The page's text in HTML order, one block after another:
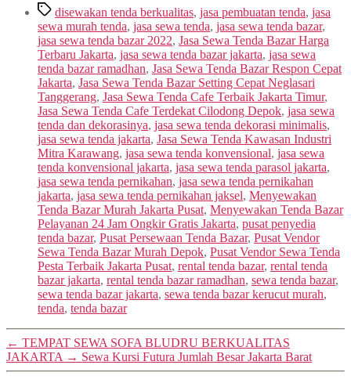
Tagsdisewakan tenda berkualitas, jasa pembuatan tenda, jasa
sewa murah tenda, jasa sewa tenda, jasa sewa tenda bazar,
jasa sewa tenda bazar 2022, Jasa Sewa Tenda Bazar Harga
Terbaru Jakarta, jasa sewa tenda bazar jakarta, jasa sewa
tenda bazar ramadhan, Jasa Sewa Tenda Bazar Respon Cepat
Jakarta, Jasa Sewa Tenda Bazar Setting Cepat Neglasari
Tanggerang, Jasa Sewa Tenda Cafe Terbaik Jakarta Timur,
Jasa Sewa Tenda Cafe Terdekat Cilodong Depok, jasa sewa
tenda dan dekorasinya, jasa sewa tenda dekorasi minimalis,
jasa sewa tenda jakarta, Jasa Sewa Tenda Kawasan Industri
Mitra Karawang, jasa sewa tenda konvensional, jasa sewa
tenda konvensional jakarta, jasa sewa tenda parasol jakarta,
jasa sewa tenda pernikahan, jasa sewa tenda pernikahan
jakarta, jasa sewa tenda pernikahan jaksel, Menyewakan
Tenda Bazar Murah Jakarta Pusat, Menyewakan Tenda Bazar
Pelayanan 24 Jam Ongkir Gratis Jakarta, pusat penyedia
tenda bazar, Pusat Persewaan Tenda Bazar, Pusat Vendor
Sewa Tenda Bazar Murah Depok, Pusat Vendor Sewa Tenda
Pesta Terbaik Jakarta Pusat, rental tenda bazar, rental tenda
bazar jakarta, rental tenda bazar ramadhan, sewa tenda bazar,
sewa tenda bazar jakarta, sewa tenda bazar kerucut murah,
tenda, tenda bazar
← TEMPAT SEWA SOFA BLUDRU BERKUALITAS
JAKARTA → Sewa Kursi Futura Jumlah Besar Jakarta Barat